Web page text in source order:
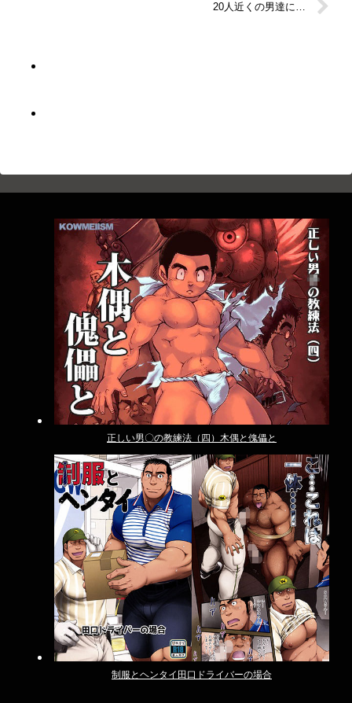
20人近くの男達に…
正しい男〇の教練法（四）木偶と傀儡と
制服とヘンタイ田口ドライバーの場合